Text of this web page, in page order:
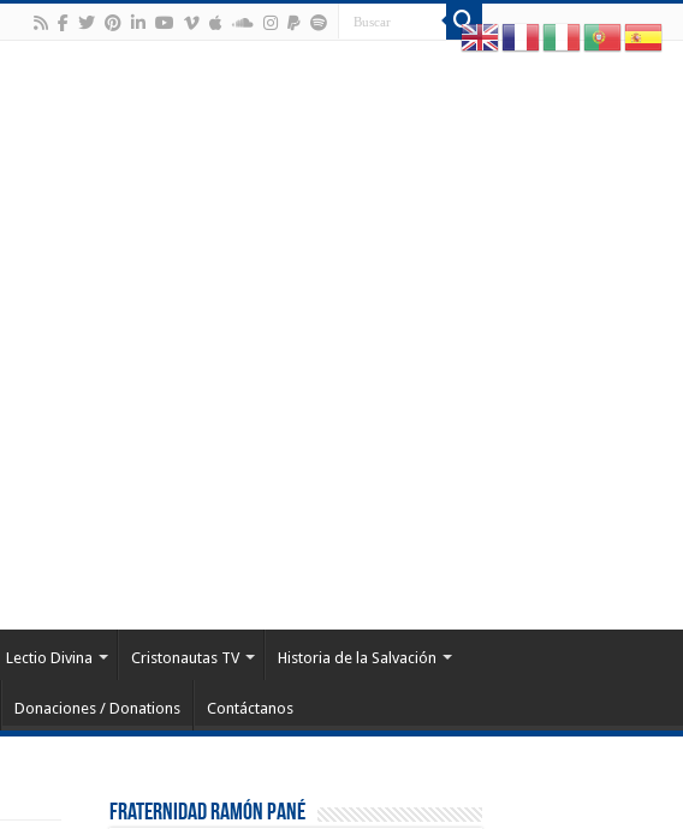
Lectio Divina Cristonautas TV Historia de la Salvación
Donaciones / Donations Contáctanos
Fraternidad Ramón Pané